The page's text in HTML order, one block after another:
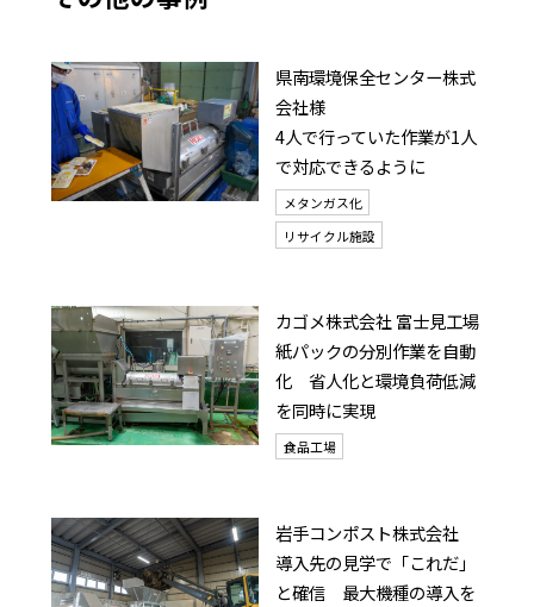
県南環境保全センター株式
会社様
4人で行っていた作業が1人
で対応できるように
メタンガス化
リサイクル施設
カゴメ株式会社 富士見工場
紙パックの分別作業を自動
化 省人化と環境負荷低減
を同時に実現
食品工場
岩手コンポスト株式会社
導入先の見学で「これだ」
と確信 最大機種の導入を